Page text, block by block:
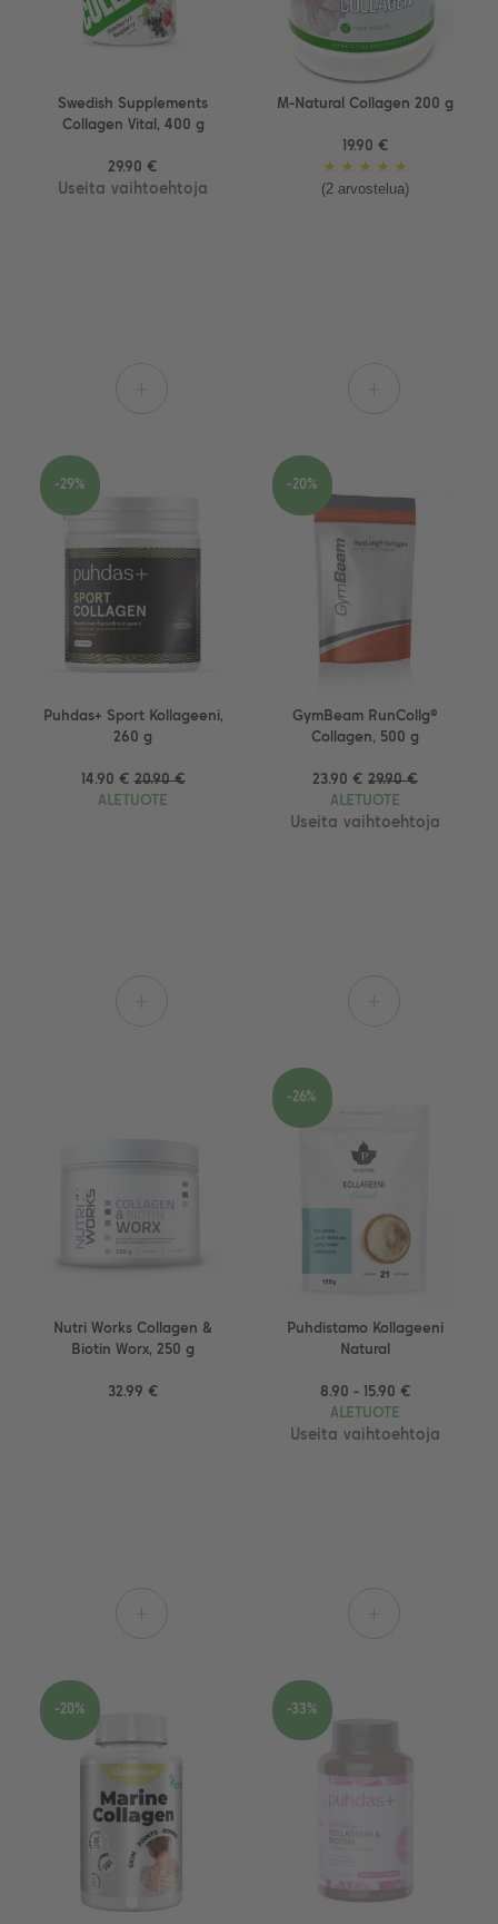
Swedish Supplements
Collagen Vital, 400 g
29.90 €
Useita vaihtoehtoja
M-Natural Collagen 200 g
19.90 €
★ ★ ★ ★ ★
(2 arvostelua)
Puhdas+ Sport Kollageeni,
260 g
14.90 € 20.90 €
ALETUOTE
-29%
GymBeam RunCollg®
Collagen, 500 g
23.90 € 29.90 €
ALETUOTE
Useita vaihtoehtoja
-20%
Nutri Works Collagen &
Biotin Worx, 250 g
32.99 €
Puhdistamo Kollageeni
Natural
8.90 - 15.90 €
ALETUOTE
Useita vaihtoehtoja
-26%
-20% -33%